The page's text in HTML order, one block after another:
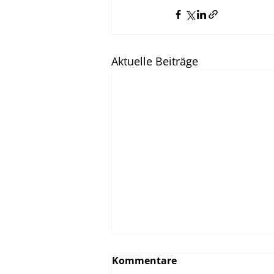
Aktuelle Beiträge
Symposium zum
Kommentare